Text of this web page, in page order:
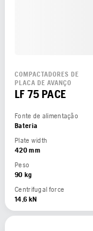
COMPACTADORES DE
PLACA DE AVANÇO
LF 75 PACE
Fonte de alimentação
Bateria
Plate width
420 mm
Peso
90 kg
Centrifugal force
14,6 kN